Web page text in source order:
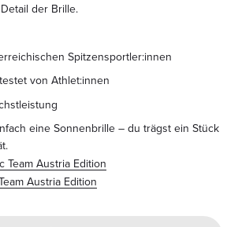
der Brille.
Spitzensportler:innen
von Athlet:innen
eine Sonnenbrille – du trägst ein Stück
Team Austria Edition
Austria Edition